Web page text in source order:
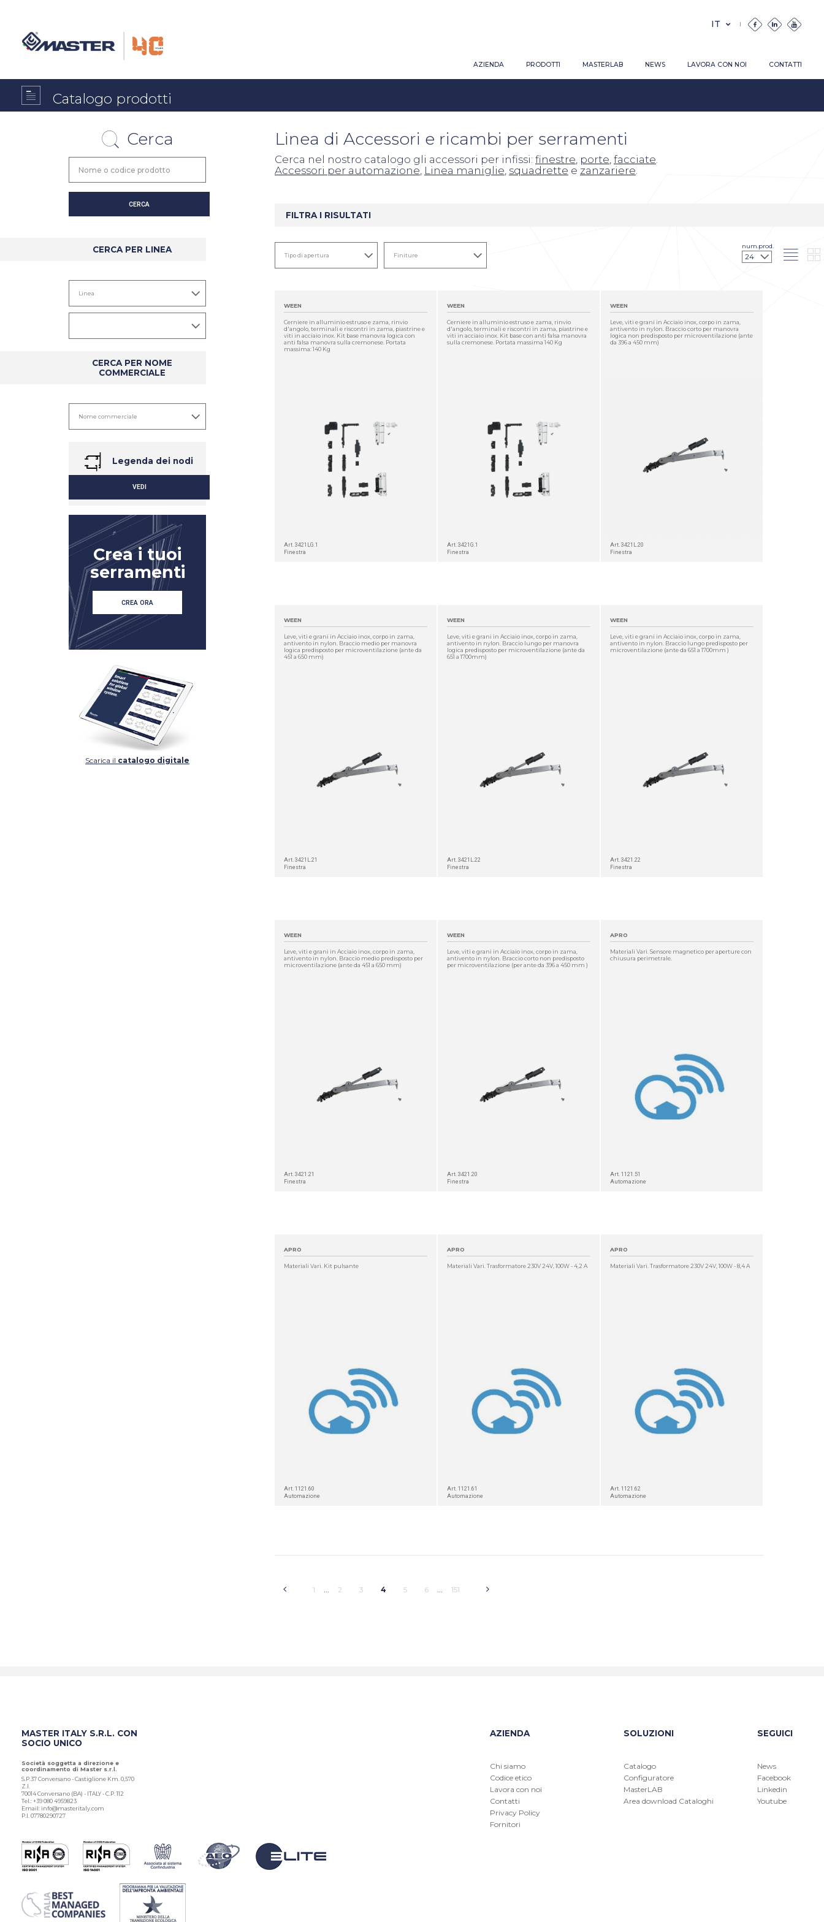
AZIENDA PRODOTTI MASTERLAB NEWS LAVORA CON NOI CONTATTI
Catalogo prodotti
Cerca
CERCA PER LINEA
CERCA PER NOME
COMMERCIALE
Legenda dei nodi
VEDI
Crea i tuoi
serramenti
CREA ORA
Scarica il catalogo digitale
Linea di Accessori e ricambi per serramenti
Cerca nel nostro catalogo gli accessori per infissi: finestre, porte, facciate.
Accessori per automazione, Linea maniglie, squadrette e zanzariere.
FILTRA I RISULTATI
num.prod.
WEEN
Cerniere in alluminio estruso e zama, rinvio
d'angolo, terminali e riscontri in zama, piastrine e
viti in acciaio inox. Kit base manovra logica con
anti falsa manovra sulla cremonese. Portata
massima: 140 Kg
Art. 3421LG.1
Finestra
WEEN
Cerniere in alluminio estruso e zama, rinvio
d'angolo, terminali e riscontri in zama, piastrine e
viti in acciaio inox. Kit base con anti falsa manovra
sulla cremonese. Portata massima 140 Kg
Art. 3421G.1
Finestra
WEEN
Leve, viti e grani in Acciaio inox, corpo in zama,
antivento in nylon. Braccio corto per manovra
logica non predisposto per microventilazione (ante
da 396 a 450 mm)
Art. 3421L.20
Finestra
WEEN
Leve, viti e grani in Acciaio inox, corpo in zama,
antivento in nylon. Braccio medio per manovra
logica predisposto per microventilazione (ante da
451 a 650 mm)
Art. 3421L.21
Finestra
WEEN
Leve, viti e grani in Acciaio inox, corpo in zama,
antivento in nylon. Braccio lungo per manovra
logica predisposto per microventilazione (ante da
651 a 1700mm)
Art. 3421L.22
Finestra
WEEN
Leve, viti e grani in Acciaio inox, corpo in zama,
antivento in nylon. Braccio lungo predisposto per
microventilazione (ante da 651 a 1700mm )
Art. 3421.22
Finestra
WEEN
Leve, viti e grani in Acciaio inox, corpo in zama,
antivento in nylon. Braccio medio predisposto per
microventilazione (ante da 451 a 650 mm)
Art. 3421.21
Finestra
WEEN
Leve, viti e grani in Acciaio inox, corpo in zama,
antivento in nylon. Braccio corto non predisposto
per microventilazione (per ante da 396 a 450 mm )
Art. 3421.20
Finestra
APRO
Materiali Vari. Sensore magnetico per aperture con
chiusura perimetrale.
Art. 1121.51
Automazione
APRO
Materiali Vari. Kit pulsante
Art. 1121.60
Automazione
APRO
Materiali Vari. Trasformatore 230V 24V, 100W - 4,2 A
Art. 1121.61
Automazione
APRO
Materiali Vari. Trasformatore 230V 24V, 100W - 8,4 A
Art. 1121.62
Automazione
1 2 3 4 5 6 151
MASTER ITALY S.R.L. CON
SOCIO UNICO
Società soggetta a direzione e
coordinamento di Master s.r.l.
S.P.37 Conversano - Castiglione Km. 0,570
Z.I.
70014 Conversano (BA) - ITALY - C.P. 112
Tel.: +39 080 4959823
Email: info@masteritaly.com
P.I. 07780290727
AZIENDA
Chi siamo
Codice etico
Lavora con noi
Contatti
Privacy Policy
Fornitori
SOLUZIONI
Catalogo
Configuratore
MasterLAB
Area download Cataloghi
SEGUICI
News
Facebook
Linkedin
Youtube